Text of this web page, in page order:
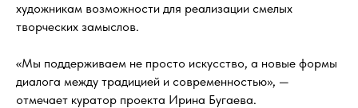
художникам возможности для реализации смелых
творческих замыслов.
«Мы поддерживаем не просто искусство, а новые формы
диалога между традицией и современностью», —
отмечает куратор проекта Ирина Бугаева.